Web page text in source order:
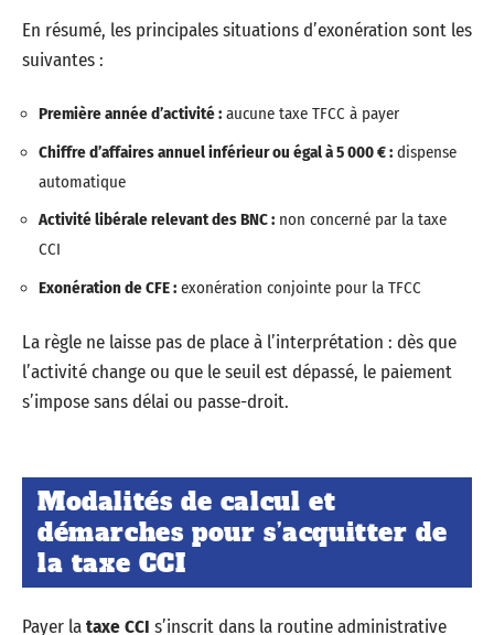
En résumé, les principales situations d’exonération sont les
suivantes :
Première année d’activité : aucune taxe TFCC à payer
Chiffre d’affaires annuel inférieur ou égal à 5 000 € : dispense
automatique
Activité libérale relevant des BNC : non concerné par la taxe
CCI
Exonération de CFE : exonération conjointe pour la TFCC
La règle ne laisse pas de place à l’interprétation : dès que
l’activité change ou que le seuil est dépassé, le paiement
s’impose sans délai ou passe-droit.
Modalités de calcul et
démarches pour s’acquitter de
la taxe CCI
Payer lataxe CCI s’inscrit dans la routine administrative